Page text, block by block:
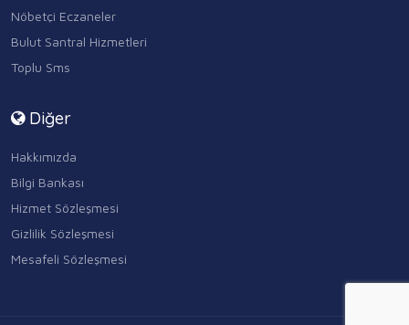
Nöbetçi Eczaneler
Bulut Santral Hizmetleri
Toplu Sms
Diğer
Hakkımızda
Bilgi Bankası
Hizmet Sözleşmesi
Gizlilik Sözleşmesi
Mesafeli Sözleşmesi